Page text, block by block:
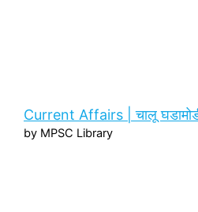
Current Affairs | चालू
by MPSC Library